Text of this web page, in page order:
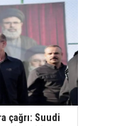
çağrı: Suudi